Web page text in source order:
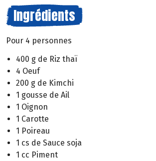
Ingrédients
Pour 4 personnes
400 g de Riz thaï
4 Oeuf
200 g de Kimchi
1 gousse de Ail
1 Oignon
1 Carotte
1 Poireau
1 cs de Sauce soja
1 cc Piment